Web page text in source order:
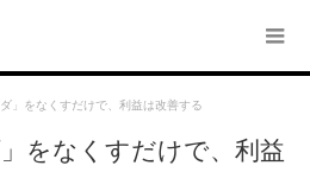
ダ」をなくすだけで、利益は改善する
をなくすだけで、利益